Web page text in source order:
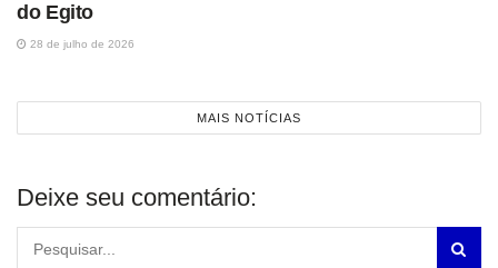
do Egito
28 de julho de 2026
MAIS NOTÍCIAS
Deixe seu comentário: